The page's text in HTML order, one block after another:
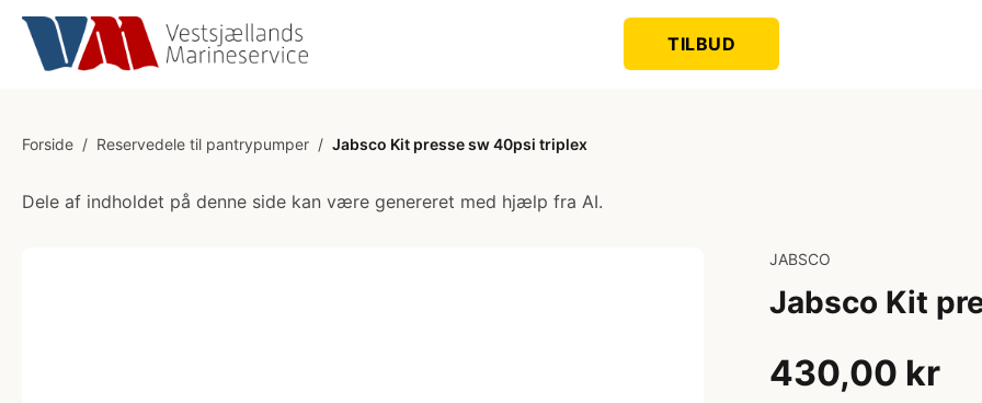
TILBUD
Forside / Reservedele til pantrypumper / Jabsco Kit presse sw 40psi triplex
Dele af indholdet på denne side kan være genereret med hjælp fra AI.
JABSCO
Jabsco Kit
430,00 kr